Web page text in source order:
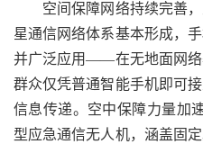
空间保障网络持续完善，
星通信网络体系基本形成，
并广泛应用——在无地面网络
群众仅凭普通智能手机即可
信息传递。空中保障力量加
型应急通信无人机，涵盖固